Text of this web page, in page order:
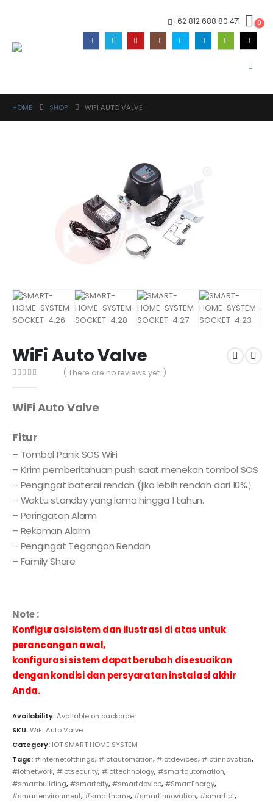
+62 812 688 80 471 0
HOME SHOP WIFI AUTO VALVE
WiFi Auto Valve
( There are no reviews yet. )
WiFi Auto Valve
Fitur
– Tombol Panik SOS WiFi
– Kirim pemberitahuan push saat menekan tombol SOS
– Pengingat baterai rendah (jika lebih rendah dari 10%）
– Waktu standby yang lama hingga 1 tahun.
– Peringatan Alarm
– Rekaman Alarm
– Pengingat Tegangan Rendah
– Family Share
Note :
Konfigurasi sistem dan ilustrasi di atas untuk
perancangan awal,
konfigurasi sistem dapat berubah disesuaikan
dengan kondisi dan persyaratan instalasi akhir
Anda.
Availability:Available on backorder
SKU:WiFi Auto Valve
Category: IOT SMART HOME SYSTEM
Tags:#internetofthings,#iotautomation,#iotdevices,#iotinnovation,
#iotnetwork,#iotsecurity,#iottechnology,#smartautomation,
#smartbuilding,#smartcity,#smartdevice,#SmartEnergy,
#smartenvironment,#smarthome,#smartinnovation,#smartiot,